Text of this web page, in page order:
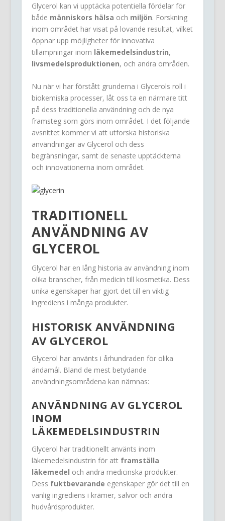
Glycerol kan vi upptäcka potentiella fördelar för
både människors hälsa och miljön. Forskning
inom området har visat på lovande resultat, vilket
öppnar upp möjligheter för innovativa
tillämpningar inom läkemedelsindustrin,
livsmedelsproduktionen, och andra områden.
Nu när vi har förstått grunderna i Glycerols roll i
biokemiska processer, låt oss ta en närmare titt
på dess traditionella användning och de nya
framsteg som görs inom området. I det följande
avsnittet kommer vi att utforska historiska
användningar av Glycerol och dess
begränsningar, samt de senaste upptäckterna
och innovationerna inom området.
TRADITIONELL
ANVÄNDNING AV
GLYCEROL
Glycerol har en lång historia av användning inom
olika branscher, från medicin till kosmetika. Dess
unika egenskaper har gjort det till en viktig
ingrediens i många produkter.
HISTORISK ANVÄNDNING
AV GLYCEROL
Glycerol har använts i århundraden för olika
ändamål. Bland de mest betydande
användningsområdena kan nämnas:
ANVÄNDNING AV GLYCEROL
INOM
LÄKEMEDELSINDUSTRIN
Glycerol har traditionellt använts inom
läkemedelsindustrin för att framställa
läkemedel och andra medicinska produkter.
Dess fuktbevarande egenskaper gör det till en
vanlig ingrediens i krämer, salvor och andra
hudvårdsprodukter.